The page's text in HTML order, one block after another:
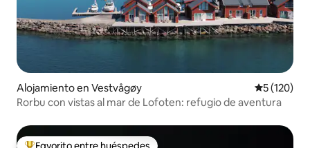
Alojamiento en Vestvågøy
5 (120)
Rorbu con vistas al mar de Lofoten: refugio de aventura